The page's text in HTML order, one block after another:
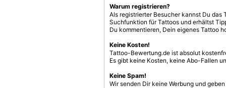
Warum registrieren?
Als registrierter Besucher kannst Du
Suchfunktion für Tattoos und erhältst
Du kommentieren, Dein eigenes Tattoo
Keine Kosten!
Tattoo-Bewertung.de ist absolut
Es gibt keine Kosten, keine Abo-Fallen
Keine Spam!
Wir senden Dir keine Werbung und